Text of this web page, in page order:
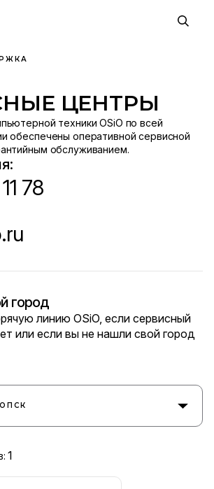
ЦЕНТРЫ
техники OSiO по всей
обеспечены оперативной сервисной
обслуживанием.
78
город
линию OSiO, если сервисный
или если вы не нашли свой город
1